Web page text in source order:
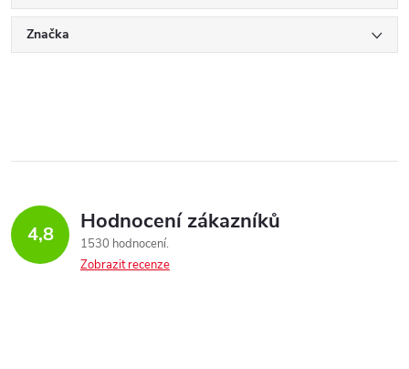
Značka
4,8 Hodnocení zákazníků
1530 hodnocení
Zobrazit recenze